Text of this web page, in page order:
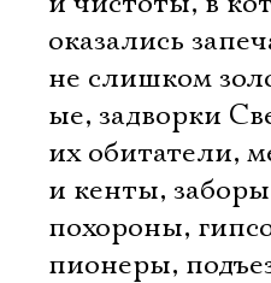
оказались
не слишком
ые, задворки
их обитатели,
и кенты,
похороны,
пионеры,